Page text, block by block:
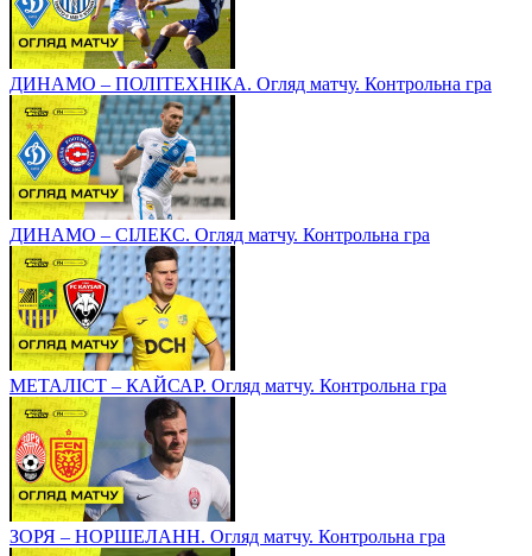
ДИНАМО – ПОЛІТЕХНІКА. Огляд матчу. Контрольна гра
ДИНАМО – СІЛЕКС. Огляд матчу. Контрольна гра
МЕТАЛІСТ – КАЙСАР. Огляд матчу. Контрольна гра
ЗОРЯ – НОРШЕЛАНН. Огляд матчу. Контрольна гра